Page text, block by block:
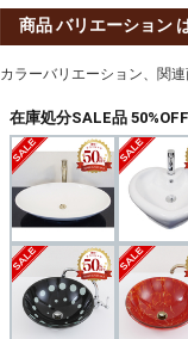
商品 バリエーション
カラーバリエーション、関
在庫処分SALE品